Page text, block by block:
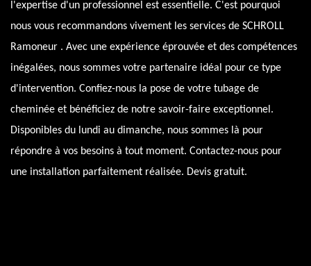
l'expertise d'un professionnel est essentielle. C'est pourquoi
nous vous recommandons vivement les services de SCHROLL
Ramoneur . Avec une expérience éprouvée et des compétences
inégalées, nous sommes votre partenaire idéal pour ce type
d'intervention. Confiez-nous la pose de votre tubage de
cheminée et bénéficiez de notre savoir-faire exceptionnel.
Disponibles du lundi au dimanche, nous sommes là pour
répondre à vos besoins à tout moment. Contactez-nous pour
une installation parfaitement réalisée. Devis gratuit.